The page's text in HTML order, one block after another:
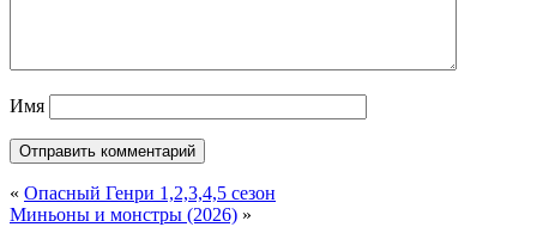
Имя
« Опасный Генри 1,2,3,4,5 сезон
Миньоны и монстры (2026) »